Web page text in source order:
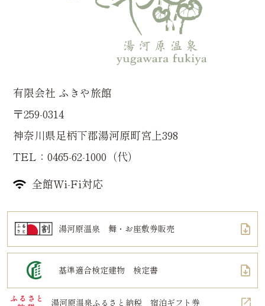
有限会社 ふきや旅館
〒259-0314
神奈川県足柄下郡湯河原町宮上398
TEL：0465-62-1000（代）
全館Wi-Fi対応
湯河原温泉 舞・お座敷券販売
基準適合検定建物 検定書
湯河原温泉ふるさと納税 宿泊ギフト券